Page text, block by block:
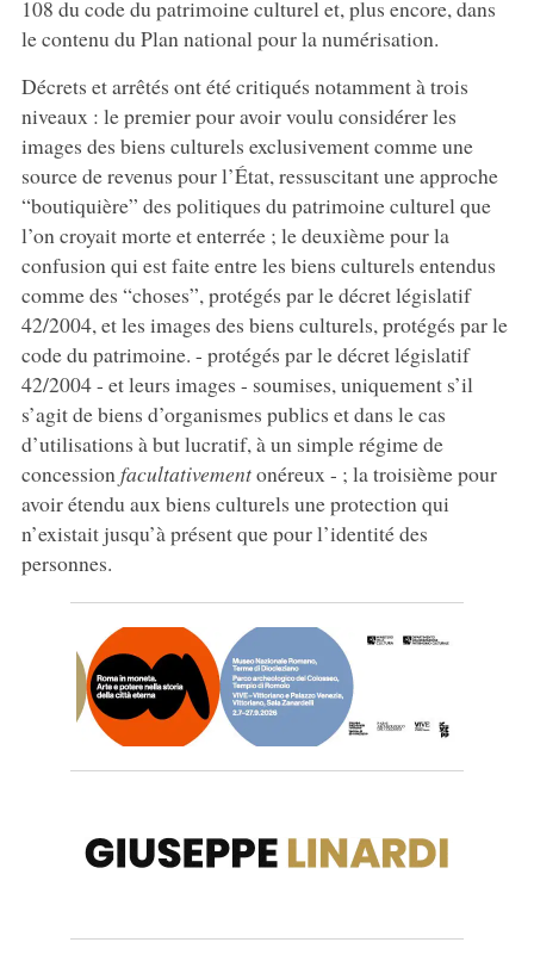
108 du code du patrimoine culturel et, plus encore, dans
le contenu du Plan national pour la numérisation.
Décrets et arrêtés ont été critiqués notamment à trois
niveaux : le premier pour avoir voulu considérer les
images des biens culturels exclusivement comme une
source de revenus pour l’État, ressuscitant une approche
“boutiquière” des politiques du patrimoine culturel que
l’on croyait morte et enterrée ; le deuxième pour la
confusion qui est faite entre les biens culturels entendus
comme des “choses”, protégés par le décret législatif
42/2004, et les images des biens culturels, protégés par le
code du patrimoine. - protégés par le décret législatif
42/2004 - et leurs images - soumises, uniquement s’il
s’agit de biens d’organismes publics et dans le cas
d’utilisations à but lucratif, à un simple régime de
concession facultativementonéreux - ; la troisième pour
avoir étendu aux biens culturels une protection qui
n’existait jusqu’à présent que pour l’identité des
personnes.